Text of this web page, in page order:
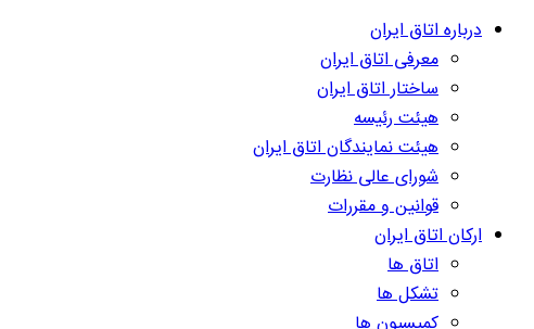
درباره اتاق ایران
معرفی اتاق ایران
ساختار اتاق ایران
هیئت رئیسه
هیئت نمایندگان اتاق ایران
شورای عالی نظارت
قوانین و مقررات
ارکان اتاق ایران
اتاق ها
تشکل ها